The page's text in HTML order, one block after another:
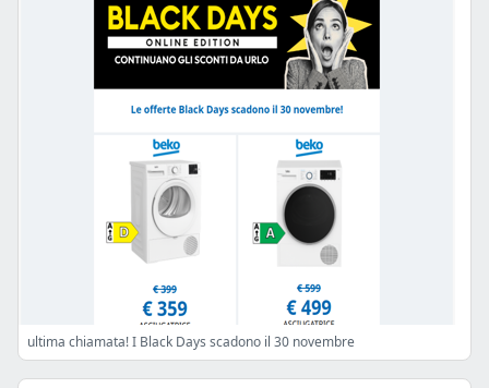
ultima chiamata! I Black Days scadono il 30 novembre